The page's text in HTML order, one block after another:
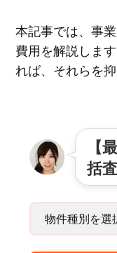
本記事では、事
費用を解説しま
れば、それらを
【
括